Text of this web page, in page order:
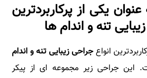
یکی از پرکاربردترین
تنه و اندام ها
انواعجراحی زیبایی تنه و اندام
این جراحی زیر مجموعه ای از پیکر